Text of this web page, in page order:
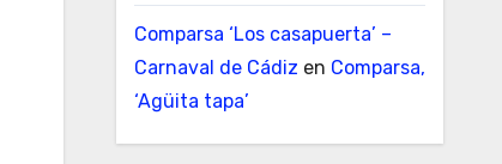
Comparsa ‘Los casapuerta’ –
Carnaval de Cádiz en Comparsa,
‘Agüita tapa’